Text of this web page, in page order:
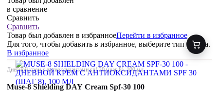
в сравнение
Сравнить
Сравнить
Товар был добавлен в избранноеПерейти в избранное
Для того, чтобы добавить в избранное, выберите тип товара.
В избранное
Дневной крем с антиоксидантами spf 30 (шаг 8), 100 мл
Muse-8 Shielding DAY Cream Spf-30 100